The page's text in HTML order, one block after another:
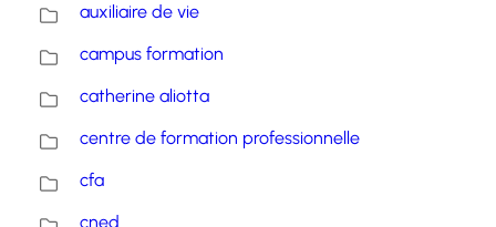
auxiliaire de vie
campus formation
catherine aliotta
centre de formation professionnelle
cfa
cned